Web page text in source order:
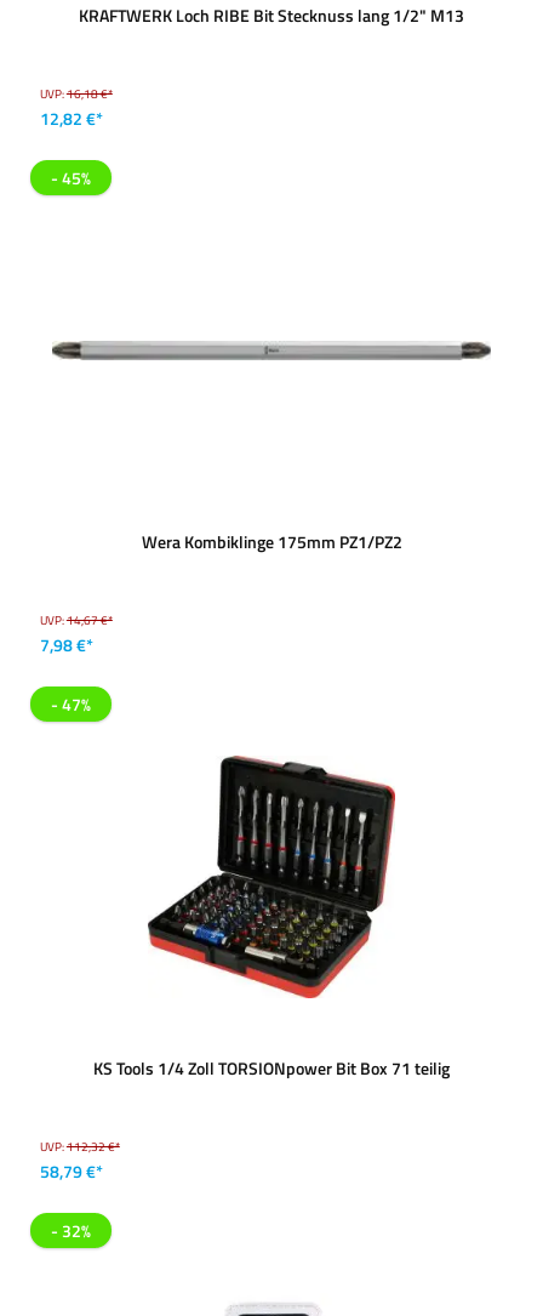
KRAFTWERK Loch RIBE Bit Stecknuss lang 1/2" M13
UVP:16,18 €*
12,82 €*
- 45%
Wera Kombiklinge 175mm PZ1/PZ2
UVP:14,67 €*
7,98 €*
- 47%
KS Tools 1/4 Zoll TORSIONpower Bit Box 71 teilig
UVP:112,32 €*
58,79 €*
- 32%